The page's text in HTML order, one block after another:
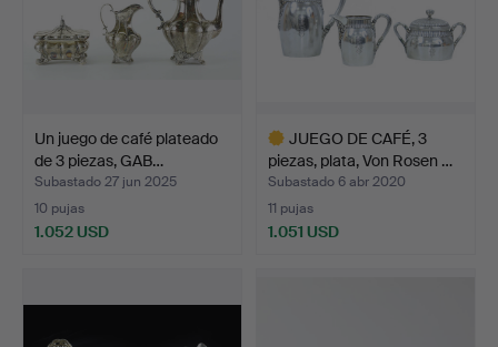
Un juego de café plateado
de 3 piezas, GAB…
Subastado 27 jun 2025
10 pujas
1.052 USD
JUEGO DE CAFÉ, 3
piezas, plata, Von Rosen …
Subastado 6 abr 2020
11 pujas
1.051 USD